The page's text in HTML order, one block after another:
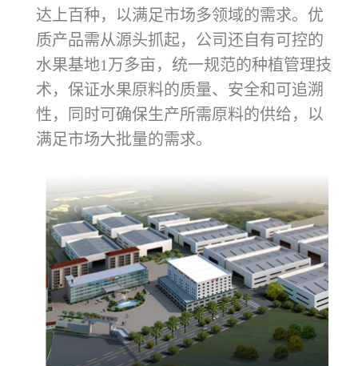
达上百种，以满足市场多领域的需求。优
质产品需从源头抓起，公司还自有可控的
水果基地1万多亩，统一规范的种植管理技
术，保证水果原料的质量、安全和可追溯
性，同时可确保生产所需原料的供给，以
满足市场大批量的需求。